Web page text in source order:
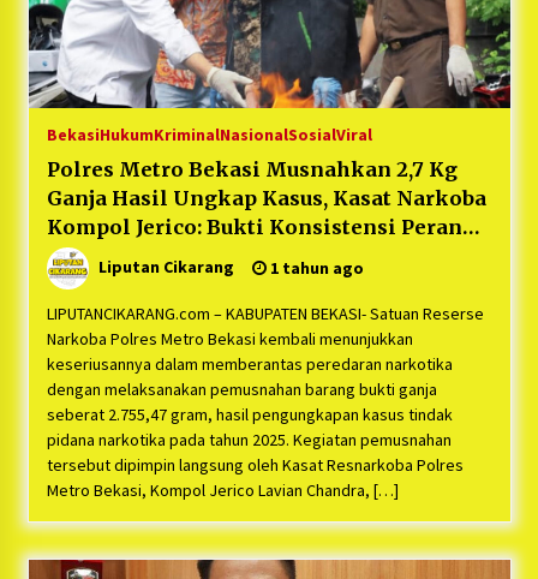
BekasiHukumKriminalNasionalSosialViral
Polres Metro Bekasi Musnahkan 2,7 Kg
Ganja Hasil Ungkap Kasus, Kasat Narkoba
Kompol Jerico: Bukti Konsistensi Perang
Melawan Narkotika
Liputan Cikarang 1 tahun ago
LIPUTANCIKARANG.com – KABUPATEN BEKASI- Satuan Reserse
Narkoba Polres Metro Bekasi kembali menunjukkan
keseriusannya dalam memberantas peredaran narkotika
dengan melaksanakan pemusnahan barang bukti ganja
seberat 2.755,47 gram, hasil pengungkapan kasus tindak
pidana narkotika pada tahun 2025. Kegiatan pemusnahan
tersebut dipimpin langsung oleh Kasat Resnarkoba Polres
Metro Bekasi, Kompol Jerico Lavian Chandra, […]